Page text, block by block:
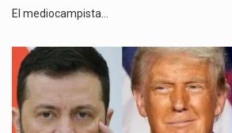
El mediocampista…